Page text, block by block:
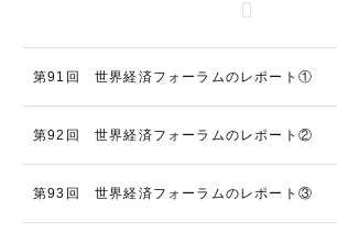
第91回 世界経済フォーラムのレポート①
第92回 世界経済フォーラムのレポート②
第93回 世界経済フォーラムのレポート③